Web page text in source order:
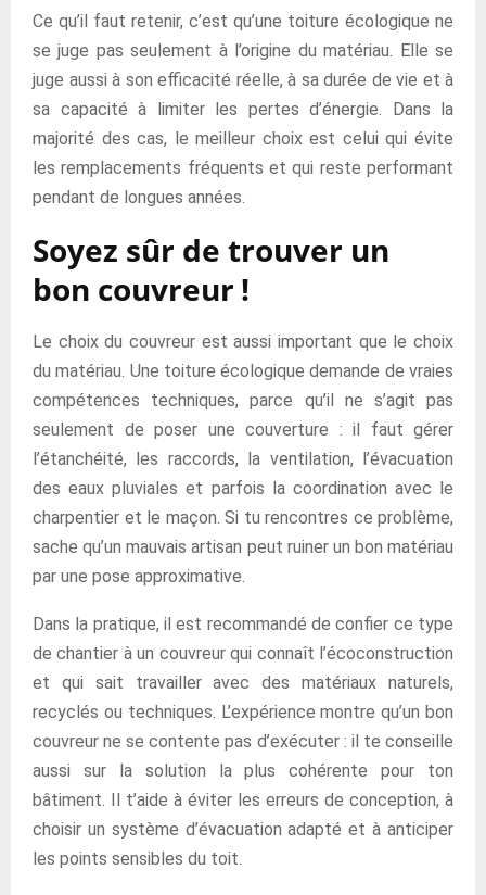
Ce qu’il faut retenir, c’est qu’une toiture écologique ne
se juge pas seulement à l’origine du matériau. Elle se
juge aussi à son efficacité réelle, à sa durée de vie et à
sa capacité à limiter les pertes d’énergie. Dans la
majorité des cas, le meilleur choix est celui qui évite
les remplacements fréquents et qui reste performant
pendant de longues années.
Soyez sûr de trouver un
bon couvreur !
Le choix du couvreur est aussi important que le choix
du matériau. Une toiture écologique demande de vraies
compétences techniques, parce qu’il ne s’agit pas
seulement de poser une couverture : il faut gérer
l’étanchéité, les raccords, la ventilation, l’évacuation
des eaux pluviales et parfois la coordination avec le
charpentier et le maçon. Si tu rencontres ce problème,
sache qu’un mauvais artisan peut ruiner un bon matériau
par une pose approximative.
Dans la pratique, il est recommandé de confier ce type
de chantier à un couvreur qui connaît l’écoconstruction
et qui sait travailler avec des matériaux naturels,
recyclés ou techniques. L’expérience montre qu’un bon
couvreur ne se contente pas d’exécuter : il te conseille
aussi sur la solution la plus cohérente pour ton
bâtiment. Il t’aide à éviter les erreurs de conception, à
choisir un système d’évacuation adapté et à anticiper
les points sensibles du toit.